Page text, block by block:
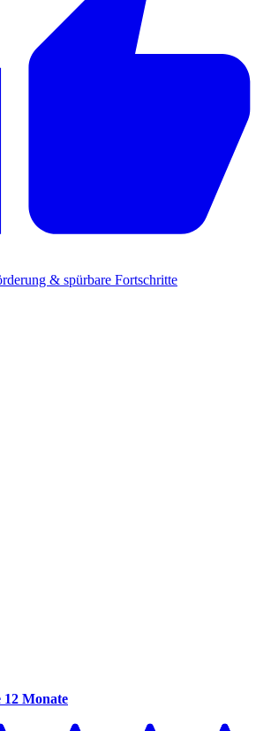
& spürbare Fortschritte
12 Monate